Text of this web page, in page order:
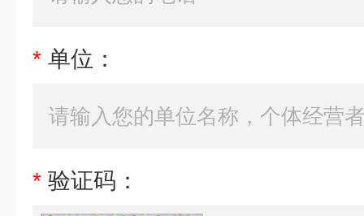
* 单位：
* 验证码：